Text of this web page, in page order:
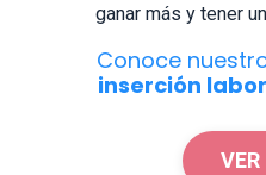
ganar más y tener
Conoce
inserción